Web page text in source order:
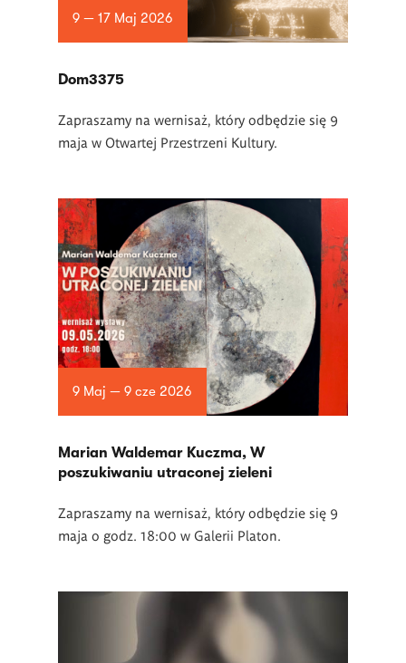
9 — 17 Maj 2026
Dom3375
Zapraszamy na wernisaż, który odbędzie się 9
maja w Otwartej Przestrzeni Kultury.
9 Maj — 9 cze 2026
Marian Waldemar Kuczma, W
poszukiwaniu utraconej zieleni
Zapraszamy na wernisaż, który odbędzie się 9
maja o godz. 18:00 w Galerii Platon.